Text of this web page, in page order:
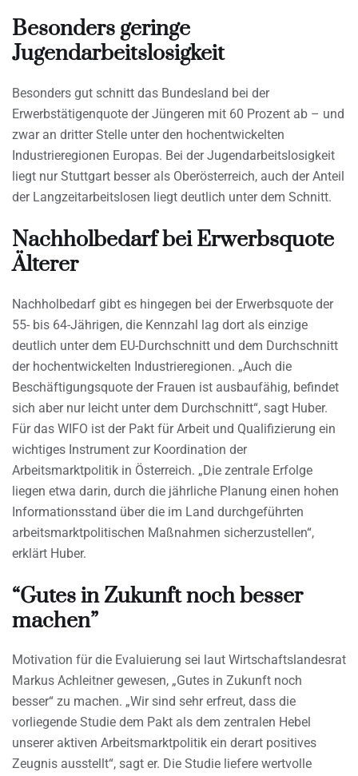
Besonders geringe
Jugendarbeitslosigkeit
Besonders gut schnitt das Bundesland bei der
Erwerbstätigenquote der Jüngeren mit 60 Prozent ab – und
zwar an dritter Stelle unter den hochentwickelten
Industrieregionen Europas. Bei der Jugendarbeitslosigkeit
liegt nur Stuttgart besser als Oberösterreich, auch der Anteil
der Langzeitarbeitslosen liegt deutlich unter dem Schnitt.
Nachholbedarf bei Erwerbsquote
Älterer
Nachholbedarf gibt es hingegen bei der Erwerbsquote der
55- bis 64-Jährigen, die Kennzahl lag dort als einzige
deutlich unter dem EU-Durchschnitt und dem Durchschnitt
der hochentwickelten Industrieregionen. „Auch die
Beschäftigungsquote der Frauen ist ausbaufähig, befindet
sich aber nur leicht unter dem Durchschnitt“, sagt Huber.
Für das WIFO ist der Pakt für Arbeit und Qualifizierung ein
wichtiges Instrument zur Koordination der
Arbeitsmarktpolitik in Österreich. „Die zentrale Erfolge
liegen etwa darin, durch die jährliche Planung einen hohen
Informationsstand über die im Land durchgeführten
arbeitsmarktpolitischen Maßnahmen sicherzustellen“,
erklärt Huber.
“Gutes in Zukunft noch besser
machen”
Motivation für die Evaluierung sei laut Wirtschaftslandesrat
Markus Achleitner gewesen, „Gutes in Zukunft noch
besser“ zu machen. „Wir sind sehr erfreut, dass die
vorliegende Studie dem Pakt als dem zentralen Hebel
unserer aktiven Arbeitsmarktpolitik ein derart positives
Zeugnis ausstellt“, sagt er. Die Studie liefere wertvolle